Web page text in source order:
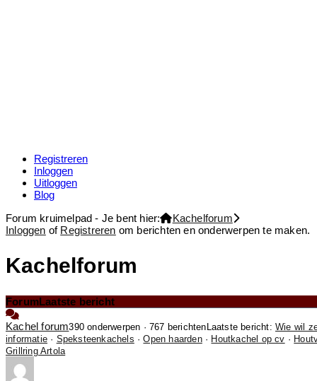
Registreren
Inloggen
Uitloggen
Blog
Forum kruimelpad - Je bent hier:
Kachelforum
Inloggen of Registreren om berichten en onderwerpen te maken.
Kachelforum
ForumLaatste bericht
Kachel forum390 onderwerpen · 767 berichten Laatste bericht:Wie wil
informatie · Speksteenkachels ·Open haarden· Houtkachel op cv ·
Grillring Artola